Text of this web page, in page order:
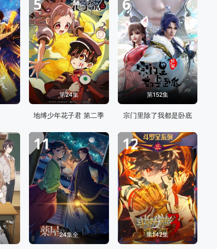
5
第24集
地缚少年花子君 第二季
6
第152集
宗门里除了我都是卧底
11
24集全
12
第142集